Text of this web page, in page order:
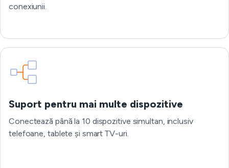
conexiunii.
Suport pentru mai multe dispozitive
Conectează până la 10 dispozitive simultan, inclusiv
telefoane, tablete și smart TV-uri.